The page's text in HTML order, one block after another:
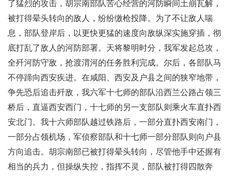
了猛烈的攻击，胡宗南部队苦心经营的河防瞬间土崩瓦解，
被打得晕头转向的敌人，纷纷缴枪投降。为了不让敌人喘
息，部队登岸后，以更快更猛的速度向敌纵深实施穿插，彻
底打乱了敌人的河防部署。天将黎明时分，我军发起总攻，
全歼河防守敌，抢渡渭河的任务胜利完成。尔后，各部队马
不停蹄向西安疾进。在咸阳、西安及户县之间的狭窄地带，
争先恐后追击歼敌，我六军十七师的部队沿西兰公路占领三
桥后，直逼西安西门，十七师的另一支部队则乘火车直扑西
安北门。我十六师部队越过铁路后，一部分直扑西安南门，
一部分占领机场，军侦察部队和十七师一部分部队则向户县
方向追击。胡宗南部已被打得晕头转向，尽管他手中还握有
相当的兵力，但操纵失控，指挥不灵，部队被打得四散奔